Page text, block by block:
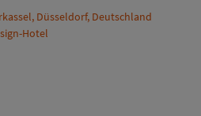
Düsseldorf, Deutschland
Hotel